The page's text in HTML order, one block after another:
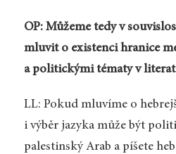
OP: Můžeme tedy v
mluvit o existenci hranice
a politickými tématy v
LL: Pokud mluvíme o
i výběr jazyka může být
palestinský Arab a píšete